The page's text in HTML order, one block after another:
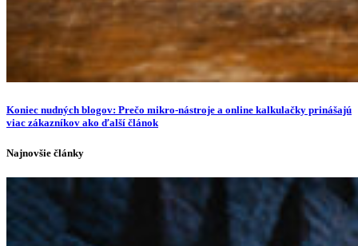
Koniec nudných blogov: Prečo mikro-nástroje a online kalkulačky prinášajú
viac zákazníkov ako ďalší článok
Najnovšie články